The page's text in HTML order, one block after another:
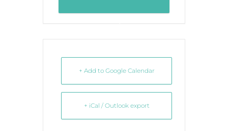
+ Add to Google Calendar
+ iCal / Outlook export